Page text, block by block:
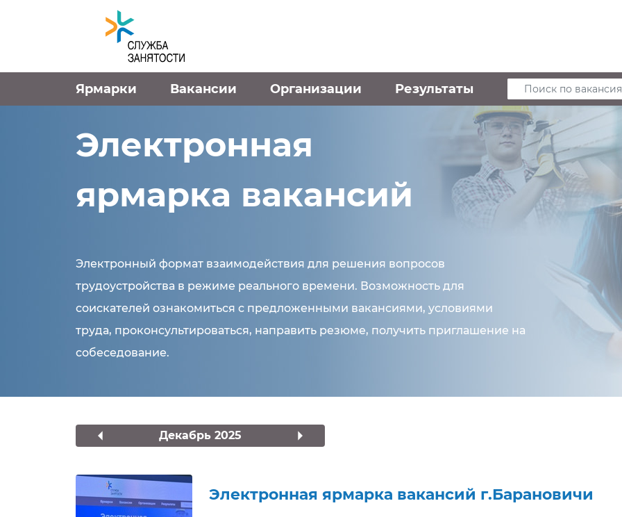
Ярмарки Вакансии Организации Результаты Поиск по
Электронная
ярмарка вакансий
Электронный формат взаимодействия для решения вопросов
трудоустройства в режиме реального времени. Возможность для
соискателей ознакомиться с предложенными вакансиями, условиями
труда, проконсультироваться, направить резюме, получить приглашение на
собеседование.
Ярмарки вакансий по месяцам
arrow_left Декабрь 2025 arrow_right
Электронная ярмарка вакансий г.Барановичи